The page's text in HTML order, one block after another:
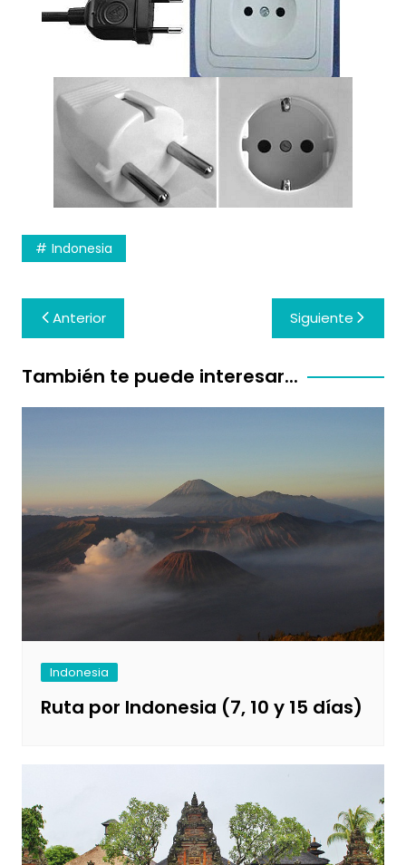
Indonesia
Navegación
de
entradas
Anterior Siguiente
También te puede interesar...
Indonesia
Ruta por Indonesia (7, 10 y 15 días)